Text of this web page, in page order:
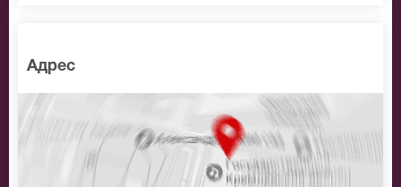
чтобы и тебя окрылила твоя Судьба.
«Напитки покрепче, слова покороче». Все просто, все
как в жизни. От того и гениально. От того и
«разрывает» молодежь. И так хотят все получить на
концерт Зверей билеты.
Адрес